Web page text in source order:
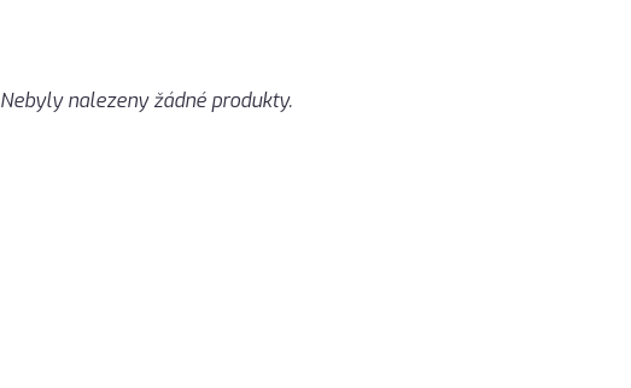
Nebyly nalezeny žádné produkty.